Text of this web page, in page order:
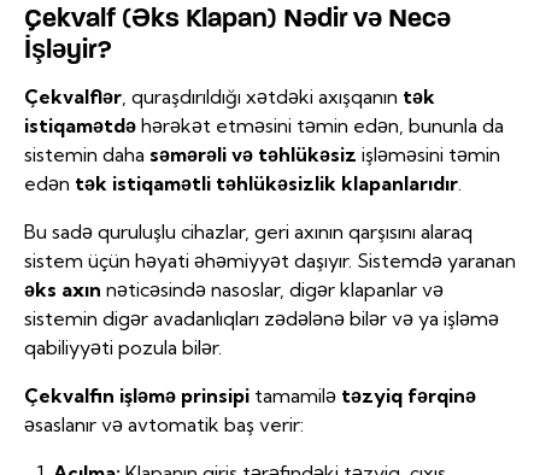
Çekvalf (Əks Klapan) Nədir və Necə
İşləyir?
Çekvalflər, quraşdırıldığı xətdəki axışqanın tək
istiqamətdə hərəkət etməsini təmin edən, bununla da
sistemin daha səmərəli və təhlükəsiz işləməsini təmin
edən tək istiqamətli təhlükəsizlik klapanlarıdır.
Bu sadə quruluşlu cihazlar, geri axının qarşısını alaraq
sistem üçün həyati əhəmiyyət daşıyır. Sistemdə yaranan
əks axın nəticəsində nasoslar, digər klapanlar və
sistemin digər avadanlıqları zədələnə bilər və ya işləmə
qabiliyyəti pozula bilər.
Çekvalfin işləmə prinsipi tamamilə təzyiq fərqinə
əsaslanır və avtomatik baş verir: